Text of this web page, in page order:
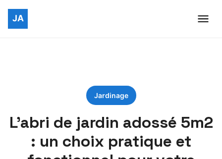
Jardinage
L’abri de jardin adossé 5m2
: un choix pratique et